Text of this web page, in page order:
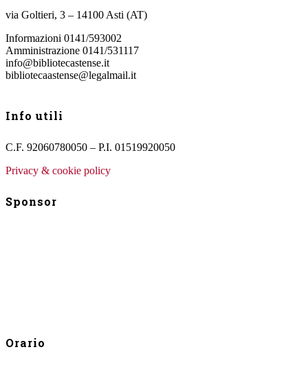
via Goltieri, 3 – 14100 Asti (AT)
Informazioni 0141/593002
Amministrazione 0141/531117
info@bibliotecastense.it
bibliotecaastense@legalmail.it
Info utili
C.F. 92060780050 – P.I. 01519920050
Privacy & cookie policy
Sponsor
Orario